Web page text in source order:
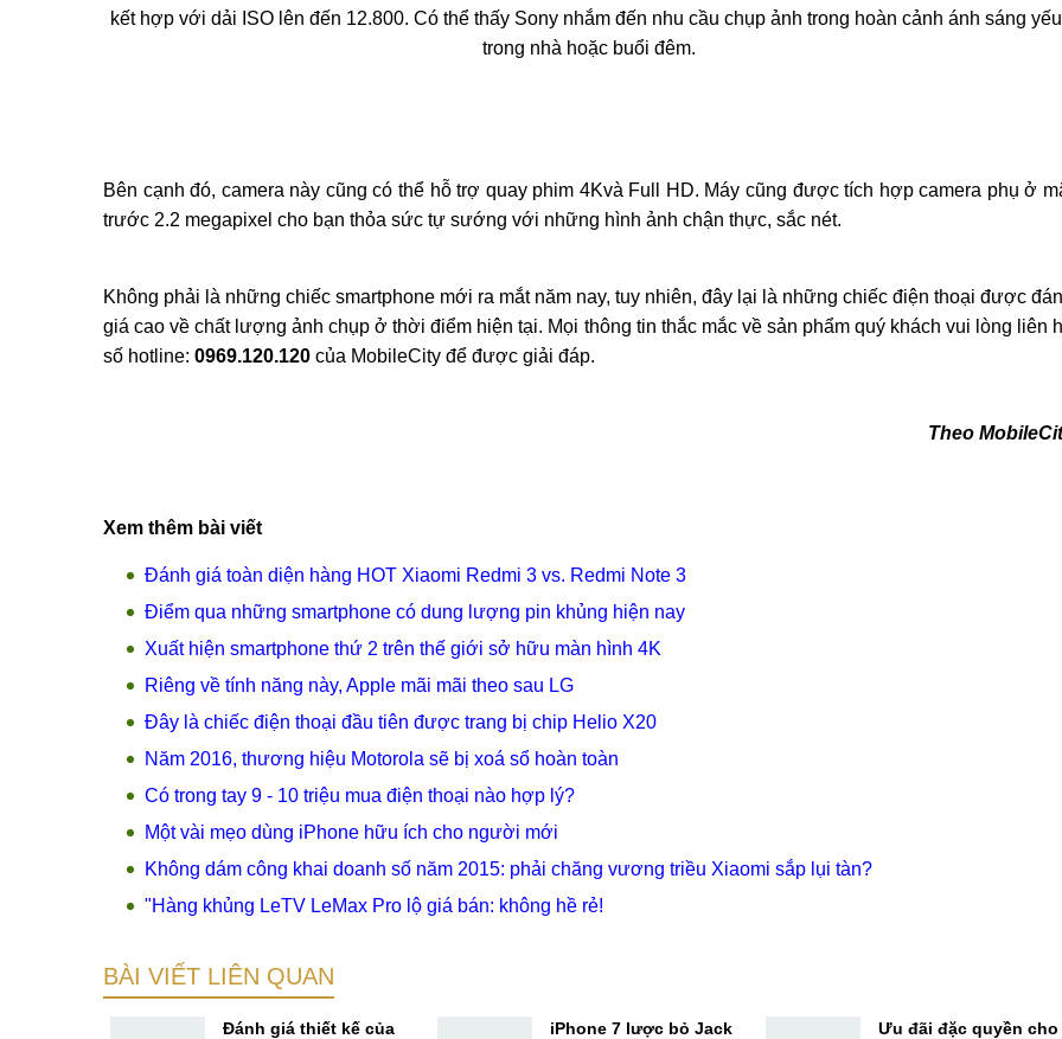
kết hợp với dải ISO lên đến 12.800. Có thể thấy Sony nhắm đến nhu cầu chụp ảnh trong hoàn cảnh ánh sáng
trong nhà hoặc buổi đêm.
Bên cạnh đó, camera này cũng có thể hỗ trợ quay phim 4Kvà Full HD. Máy cũng được tích hợp camera phụ ở
trước 2.2 megapixel cho bạn thỏa sức tự sướng với những hình ảnh chận thực, sắc nét.
Không phải là những chiếc smartphone mới ra mắt năm nay, tuy nhiên, đây lại là những chiếc điện thoại được
giá cao về chất lượng ảnh chụp ở thời điểm hiện tại. Mọi thông tin thắc mắc về sản phẩm quý khách vui lòng liên
số hotline: 0969.120.120 của MobileCity để được giải đáp.
Theo
Xem thêm bài viết
Đánh giá toàn diện hàng HOT Xiaomi Redmi 3 vs. Redmi Note 3
Điểm qua những smartphone có dung lượng pin khủng hiện nay
Xuất hiện smartphone thứ 2 trên thế giới sở hữu màn hình 4K
Riêng về tính năng này, Apple mãi mãi theo sau LG
Đây là chiếc điện thoại đầu tiên được trang bị chip Helio X20
Năm 2016, thương hiệu Motorola sẽ bị xoá sổ hoàn toàn
Có trong tay 9 - 10 triệu mua điện thoại nào hợp lý?
Một vài mẹo dùng iPhone hữu ích cho người mới
Không dám công khai doanh số năm 2015: phải chăng vương triều Xiaomi sắp lụi tàn?
"Hàng khủng LeTV LeMax Pro lộ giá bán: không hề rẻ!
BÀI VIẾT LIÊN QUAN
Đánh giá thiết kế của
iPhone 7 lược bỏ Jack
Ưu đãi đặc quyền cho